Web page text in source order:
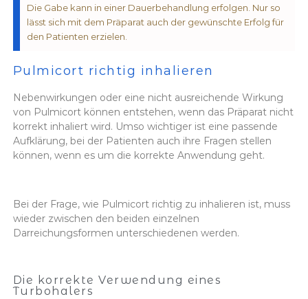
Die Gabe kann in einer Dauerbehandlung erfolgen. Nur so
lässt sich mit dem Präparat auch der gewünschte Erfolg für
den Patienten erzielen.
Pulmicort richtig inhalieren
Nebenwirkungen oder eine nicht ausreichende Wirkung
von Pulmicort können entstehen, wenn das Präparat nicht
korrekt inhaliert wird. Umso wichtiger ist eine passende
Aufklärung, bei der Patienten auch ihre Fragen stellen
können, wenn es um die korrekte Anwendung geht.
Bei der Frage, wie Pulmicort richtig zu inhalieren ist, muss
wieder zwischen den beiden einzelnen
Darreichungsformen unterschiedenen werden.
Die korrekte Verwendung eines
Turbohalers